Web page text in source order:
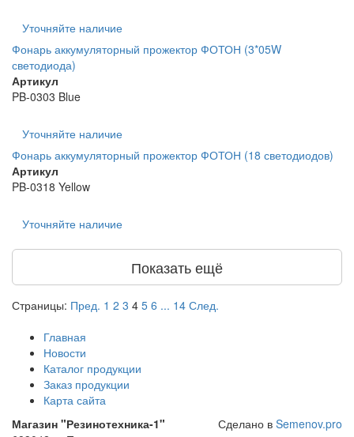
Уточняйте наличие
Фонарь аккумуляторный прожектор ФОТОН (3*05W
светодиода)
Артикул
PB-0303 Blue
Уточняйте наличие
Фонарь аккумуляторный прожектор ФОТОН (18 светодиодов)
Артикул
PB-0318 Yellow
Уточняйте наличие
Показать ещё
Страницы: Пред. 1 2 3 4 5 6 ... 14 След.
Главная
Новости
Каталог продукции
Заказ продукции
Карта сайта
Магазин "Резинотехника-1"
Сделано в Semenov.pro